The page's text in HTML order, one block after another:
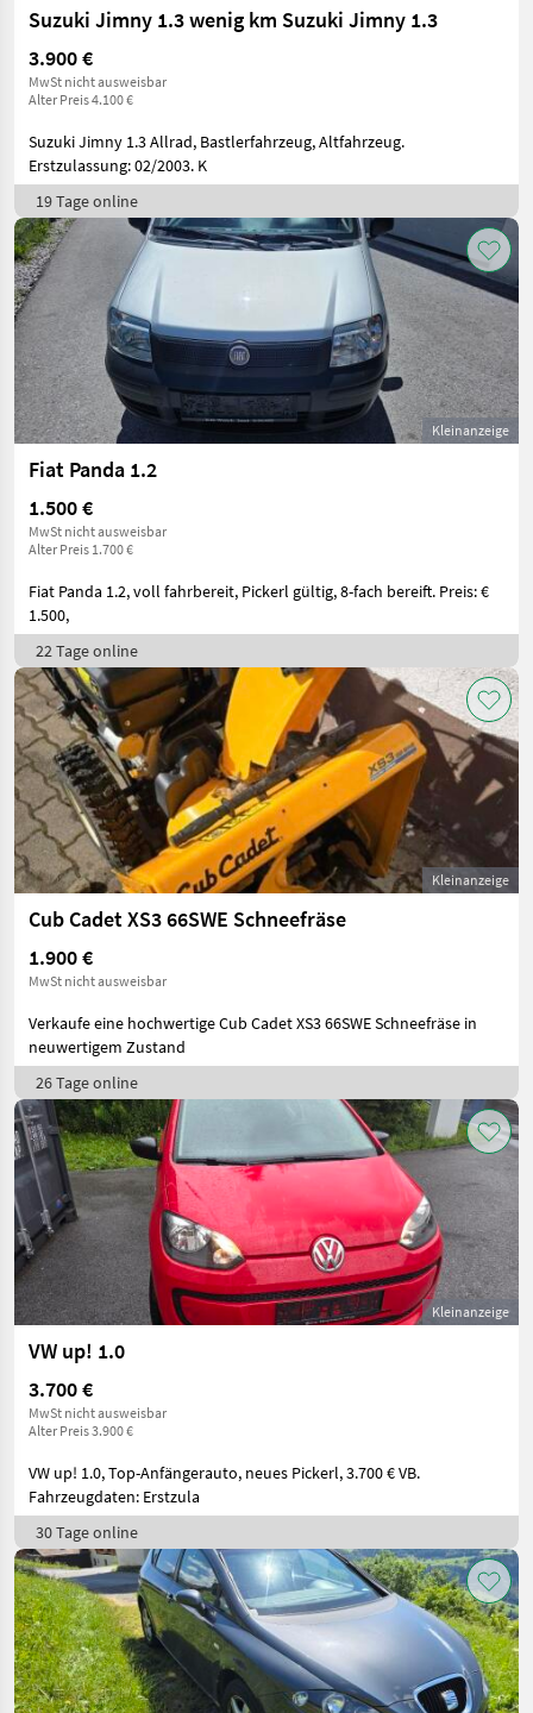
Suzuki Jimny 1.3 wenig km Suzuki Jimny 1.3
3.900 €
MwSt nicht ausweisbar
Alter Preis 4.100 €
Suzuki Jimny 1.3 Allrad, Bastlerfahrzeug, Altfahrzeug.
Erstzulassung: 02/2003. K
19 Tage online
Kleinanzeige
Fiat Panda 1.2
1.500 €
MwSt nicht ausweisbar
Alter Preis 1.700 €
Fiat Panda 1.2, voll fahrbereit, Pickerl gültig, 8-fach bereift. Preis: €
1.500,
22 Tage online
Kleinanzeige
Cub Cadet XS3 66SWE Schneefräse
1.900 €
MwSt nicht ausweisbar
Verkaufe eine hochwertige Cub Cadet XS3 66SWE Schneefräse in
neuwertigem Zustand
26 Tage online
Kleinanzeige
VW up! 1.0
3.700 €
MwSt nicht ausweisbar
Alter Preis 3.900 €
VW up! 1.0, Top-Anfängerauto, neues Pickerl, 3.700 € VB.
Fahrzeugdaten: Erstzula
30 Tage online